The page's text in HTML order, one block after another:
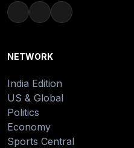
NETWORK
India Edition
US & Global
Politics
Economy
Sports Central